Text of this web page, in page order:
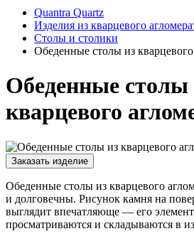
Quantra Quartz
Изделия из кварцевого
Столы и столики
Обеденные столы из кварцевого
Обеденные столы
кварцевого
Заказать изделие
Обеденные столы из кварцевого
и долговечны. Рисунок камня на
выглядит впечатляюще — его
просматриваются и складываются в